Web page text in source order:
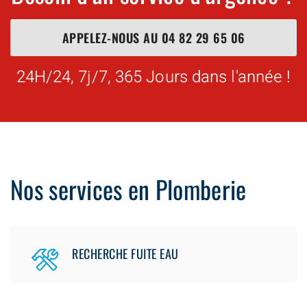
APPELEZ-NOUS AU 04 82 29 65 06
24H/24, 7j/7, 365 Jours dans l'année !
Nos services en Plomberie
RECHERCHE FUITE EAU